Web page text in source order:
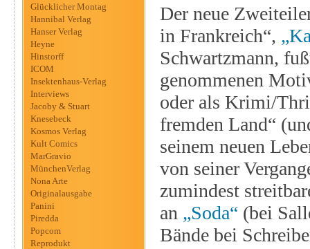
Glücklicher Montag
Hannibal Verlag
Hanser Verlag
Heyne
Hinstorff
ICOM
Insektenhaus-Verlag
Interviews
Jacoby & Stuart
Knesebeck
Kosmos Verlag
Kult Comics
MarGravio
MünchenVerlag
Nona Arte
Originalausgabe
Panini
Piredda
Popcom
Reprodukt
Der neue
in Frankreich“,
Schwartzmann,
genommenen
oder als Krimi/
fremden Land“
seinem neuen
von seiner
zumindest
an „Soda“ (bei
Bände bei